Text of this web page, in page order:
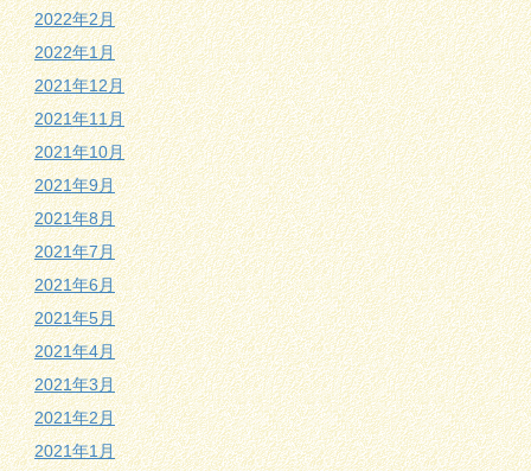
2022年2月
2022年1月
2021年12月
2021年11月
2021年10月
2021年9月
2021年8月
2021年7月
2021年6月
2021年5月
2021年4月
2021年3月
2021年2月
2021年1月